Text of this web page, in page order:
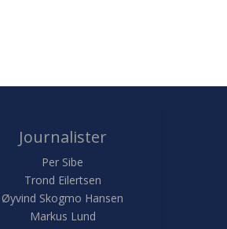
Journalister
Per Sibe
Trond Eilertsen
Øyvind Skogmo Hansen
Markus Lund